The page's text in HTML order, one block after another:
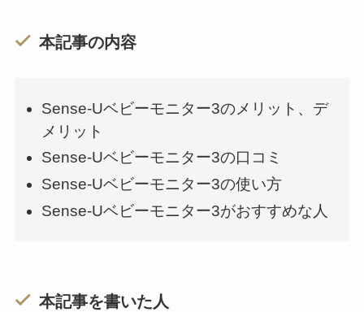
本記事の内容
Sense-Uベビーモニター3のメリット、デ
メリット
Sense-Uベビーモニター3の口コミ
Sense-Uベビーモニター3の使い方
Sense-Uベビーモニター3がおすすめな人
本記事を書いた人